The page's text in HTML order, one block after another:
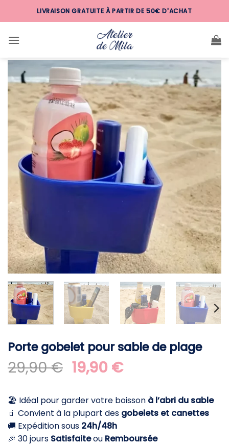
LIVRAISON GRATUITE À PARTIR DE 50€ D'ACHAT
Porte gobelet pour sable de plage
29,90€ Le
prix
initial
était :
29,90 €.
19,90 €Le
actuel
est :
19,90 €.
🏖️ Idéal pour garder votre boisson à l’abri du sable
🧃 Convient à la plupart des gobelets et canettes
🚚 Expédition sous 24h/48h
🎉 30 jours Satisfaiteou Remboursée